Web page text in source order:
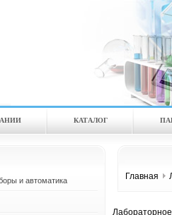
КАТАЛOГ
и автоматика Главная